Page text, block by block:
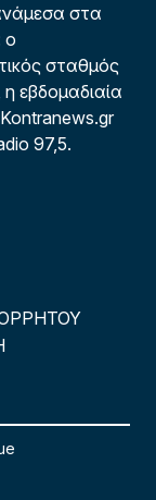
στα
ο
σταθμός
η εβδομαδιαία
97,5.